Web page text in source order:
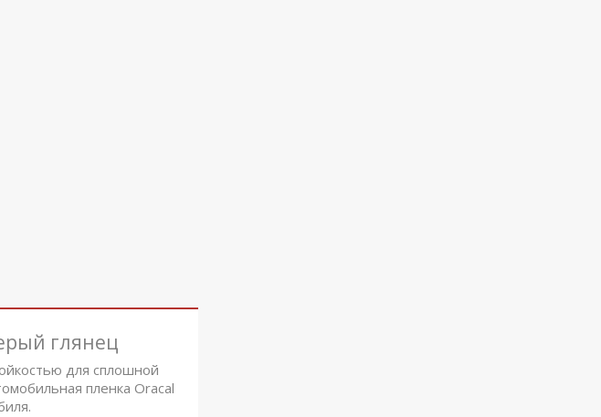
глянец
для сплошной
пленка Oracal